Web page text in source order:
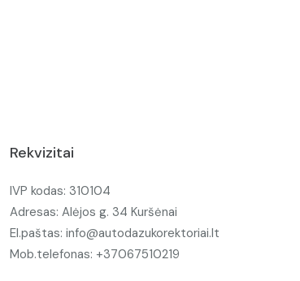
Rekvizitai
IVP kodas: 310104
Adresas: Alėjos g. 34 Kuršėnai
El.paštas: info@autodazukorektoriai.lt
Mob.telefonas: +37067510219